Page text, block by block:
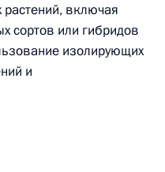
31 и 151 Уголовно-
растений, включая
сортов или гибридов
изолирующих
и